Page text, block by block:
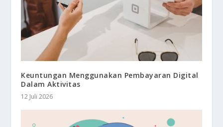
Keuntungan Menggunakan Pembayaran Digital
Dalam Aktivitas
12 Juli 2026